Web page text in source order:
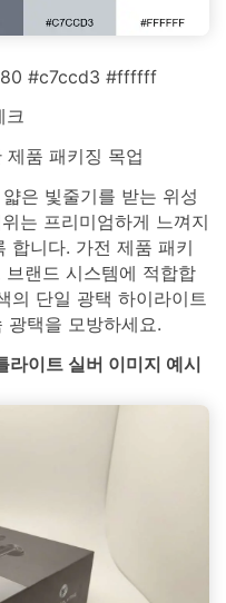
#c7ccd3 #ffffff
크
제품 패키징 목업
은 빛줄기를 받는 위성
는 프리미엄하게 느껴지
합니다. 가전 제품 패키
랜드 시스템에 적합합
의 단일 광택 하이라이트
광택을 모방하세요.
이트 실버 이미지 예시